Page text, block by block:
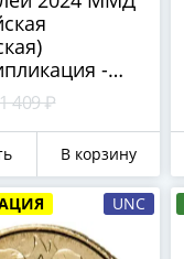
-
"Ежик в
цветная
1 409 ₽
В корзину
UNC